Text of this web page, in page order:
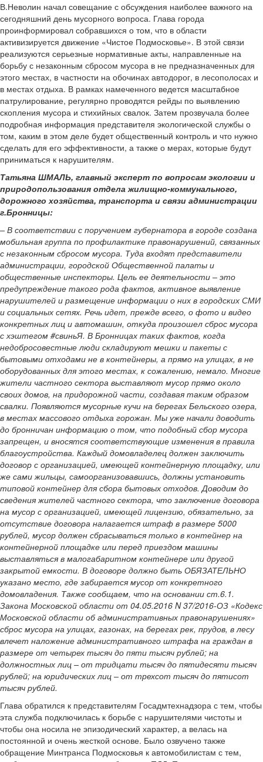
В.Неволин начал совещание с обсуждения наиболее важного на
сегодняшний день мусорного вопроса. Глава города
проинформировал собравшихся о том, что в области
активизируется движение «Чистое Подмосковье». В этой связи
реализуются серьезные нормативные акты, направленные на
борьбу с незаконным сбросом мусора в не предназначенных для
этого местах, в частности на обочинах автодорог, в лесополосах и
в местах отдыха. В рамках намеченного ведется масштабное
патрулирование, регулярно проводятся рейды по выявлению
скопления мусора и стихийных свалок. Затем прозвучала более
подробная информация представителя экологической службы о
том, каким в этом деле будет общественный контроль и что нужно
сделать для его эффективности, а также о мерах, которые будут
приниматься к нарушителям.
Татьяна ШМАЛЬ, главный эксперт по вопросам экологии и
природопользования отдела жилищно-коммунального,
дорожного хозяйства, транспорта и связи администрации
г.Бронницы:
– В соответствии с поручением губернатора в городе создана
мобильная группа по профилактике правонарушений, связанных
с незаконным сбросом мусора. Туда входят представители
администрации, городской Общественной палаты и
общественные инспекторы. Цель ее деятельности – это
предупреждение такого рода фактов, активное выявление
нарушителей и размещение информации о них в городских СМИ
и социальных сетях. Речь идет, прежде всего, о фото и видео
конкретных лиц и автомашин, откуда произошел сброс мусора
с хэштегом #свиньЯ. В Бронницах таких фактов, когда
недобросовестные люди складируют мешки и пакеты с
бытовыми отходами не в контейнеры, а прямо на улицах, в не
оборудованных для этого местах, к сожалению, немало. Многие
жители частного сектора выставляют мусор прямо около
своих домов, на придорожной части, создавая таким образом
свалки. Появляются мусорные кучи на берегах Бельского озера,
в местах массового отдыха горожан. Мы уже начали доводить
до бронничан информацию о том, что подобный сбор мусора
запрещен, и вносятся соответствующие изменения в правила
благоустройства. Каждый домовладелец должен заключить
договор с организацией, имеющей контейнерную площадку, или
же сами жильцы, самоорганизовавшись, должны установить
типовой контейнер для сбора бытовых отходов.Доводим до
сведения жителей частного сектора, что заключение договора
на мусор с организацией, имеющей лицензию, обязательно, за
отсутствие договора налагается штраф в размере 5000
рублей, мусор должен сбрасываться только в контейнер на
контейнерной площадке или перед приездом машины
выставляться в малогабаритном контейнере или другой
закрытой емкости. В договоре должно быть ОБЯЗАТЕЛЬНО
указано место, где забирается мусор от конкретного
домовладения. Также сообщаем, что на основании ст.6.1.
Закона Московской области от 04.05.2016 N 37/2016-ОЗ «Кодекс
Московской области об административных правонарушениях»
сброс мусора на улицах, газонах, на берегах рек, прудов, в лесу
влечет наложение административного штрафа на граждан в
размере от четырех тысяч до пяти тысяч рублей; на
должностных лиц – от тридцати тысяч до пятидесяти тысяч
рублей; на юридических лиц – от трехсот тысяч до пятисот
тысяч рублей.
Глава обратился к представителям Госадмтехнадзора с тем, чтобы
эта служба подключилась к борьбе с нарушителями чистоты и
чтобы она носила не эпизодический характер, а велась на
постоянной и очень жесткой основе. Было озвучено также
обращение Минтранса Подмосковья к автомобилистам с тем,